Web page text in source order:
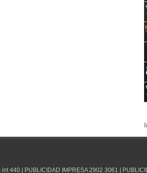
440 | PUBLICIDAD IMPRESA 2902 3061 |